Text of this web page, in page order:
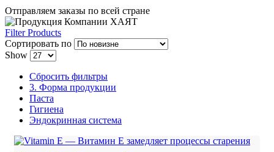
Отправляем заказы по всей стране
Filter Products
Сортировать по
Show
Сбросить фильтры
3. Форма продукции
Паста
Гигиена
Эндокринная система